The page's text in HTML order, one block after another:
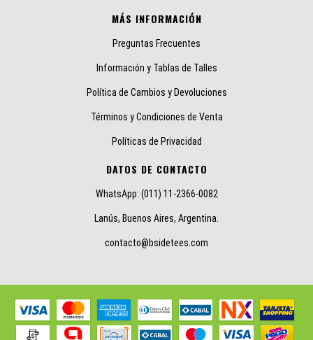
MÁS INFORMACIÓN
Preguntas Frecuentes
Información y Tablas de Talles
Política de Cambios y Devoluciones
Términos y Condiciones de Venta
Políticas de Privacidad
DATOS DE CONTACTO
WhatsApp: (011) 11-2366-0082
Lanús, Buenos Aires, Argentina.
contacto@bsidetees.com